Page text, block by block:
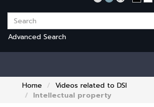
Advanced Search
Home
Videos related to DSI
Intellectual property